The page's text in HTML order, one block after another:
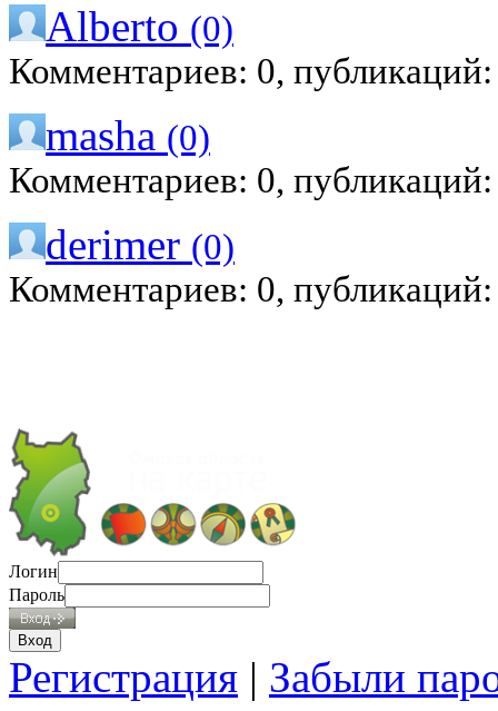
Alberto (0)
Комментариев: 0,
masha (0)
Комментариев: 0,
derimer (0)
Комментариев: 0,
Логин
Пароль
Регистрация | Забыли